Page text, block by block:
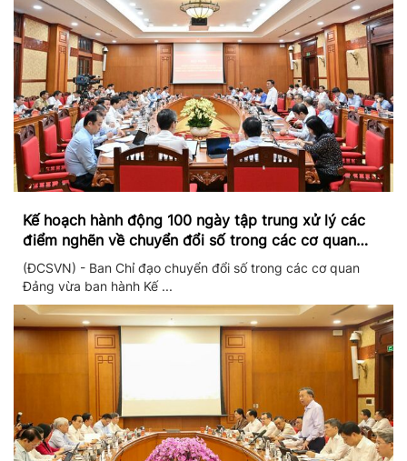
Kế hoạch hành động 100 ngày tập trung xử lý các
điểm nghẽn về chuyển đổi số trong các cơ quan
Đảng
(ĐCSVN) - Ban Chỉ đạo chuyển đổi số trong các cơ quan
Đảng vừa ban hành Kế ...